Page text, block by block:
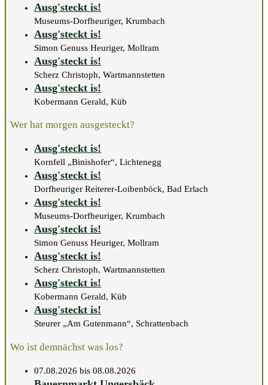
Ausg'steckt is!
Museums-Dorfheuriger, Krumbach
Ausg'steckt is!
Simon Genuss Heuriger, Mollram
Ausg'steckt is!
Scherz Christoph, Wartmannstetten
Ausg'steckt is!
Kobermann Gerald, Küb
Wer hat morgen ausgesteckt?
Ausg'steckt is!
Kornfell „Binishofer“, Lichtenegg
Ausg'steckt is!
Dorfheuriger Reiterer-Loibenböck, Bad Erlach
Ausg'steckt is!
Museums-Dorfheuriger, Krumbach
Ausg'steckt is!
Simon Genuss Heuriger, Mollram
Ausg'steckt is!
Scherz Christoph, Wartmannstetten
Ausg'steckt is!
Kobermann Gerald, Küb
Ausg'steckt is!
Steurer „Am Gutenmann“, Schrattenbach
Wo ist demnächst was los?
07.08.2026 bis 08.08.2026